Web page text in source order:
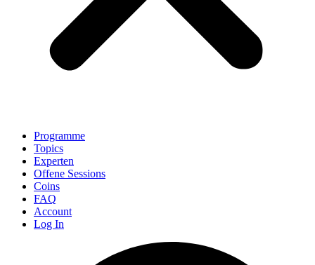
Programme
Topics
Experten
Offene Sessions
Coins
FAQ
Account
Log In